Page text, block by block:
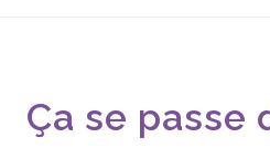
Ça se passe